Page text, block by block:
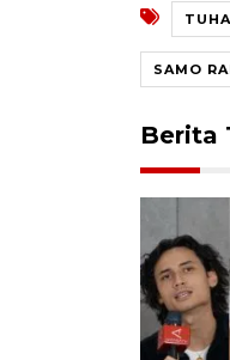
SAMO
Berita